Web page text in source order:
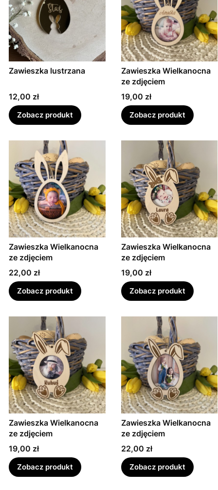
Zawieszka lustrzana
Cena
12,00 zł
Zobacz produkt
Zawieszka Wielkanocna
ze zdjęciem
Cena
19,00 zł
Zobacz produkt
Zawieszka Wielkanocna
ze zdjęciem
Cena
22,00 zł
Zobacz produkt
Zawieszka Wielkanocna
ze zdjęciem
Cena
19,00 zł
Zobacz produkt
Zawieszka Wielkanocna
ze zdjęciem
Cena
19,00 zł
Zobacz produkt
Zawieszka Wielkanocna
ze zdjęciem
Cena
22,00 zł
Zobacz produkt